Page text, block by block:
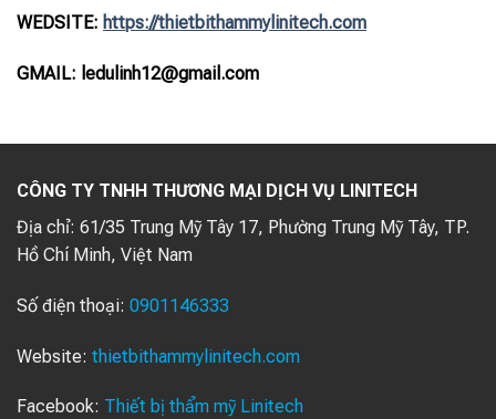
WEDSITE: https://thietbithammylinitech.com
GMAIL: ledulinh12@gmail.com
CÔNG TY TNHH THƯƠNG MẠI DỊCH VỤ LINITECH
Địa chỉ: 61/35 Trung Mỹ Tây 17, Phường Trung Mỹ Tây, TP.
Hồ Chí Minh, Việt Nam
Số điện thoại: 0901146333
Website: thietbithammylinitech.com
Facebook: Thiết bị thẩm mỹ Linitech